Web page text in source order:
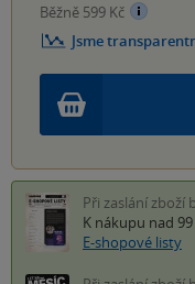
Běžně 599 Kč
Jsme
Při zaslání zboží
K nákupu nad 99
E-shopové listy